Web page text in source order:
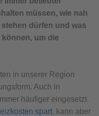
müssen, wie nah
dürfen und was
um die
in unserer Region
Auch in
häufiger eingesetzt.
spart, kann aber